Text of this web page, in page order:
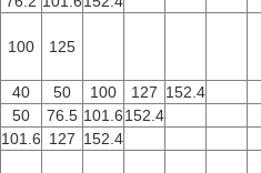
100 125
40 50 100 127 152.4
50 76.5 101.6152.4
101.6 127 152.4